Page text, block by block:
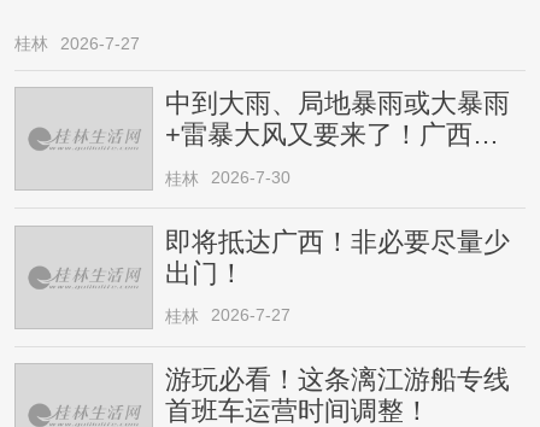
桂林 2026-7-27
中到大雨、局地暴雨或大暴雨
+雷暴大风又要来了！广西人
请注意
桂林 2026-7-30
即将抵达广西！非必要尽量少
出门！
桂林 2026-7-27
游玩必看！这条漓江游船专线
首班车运营时间调整！